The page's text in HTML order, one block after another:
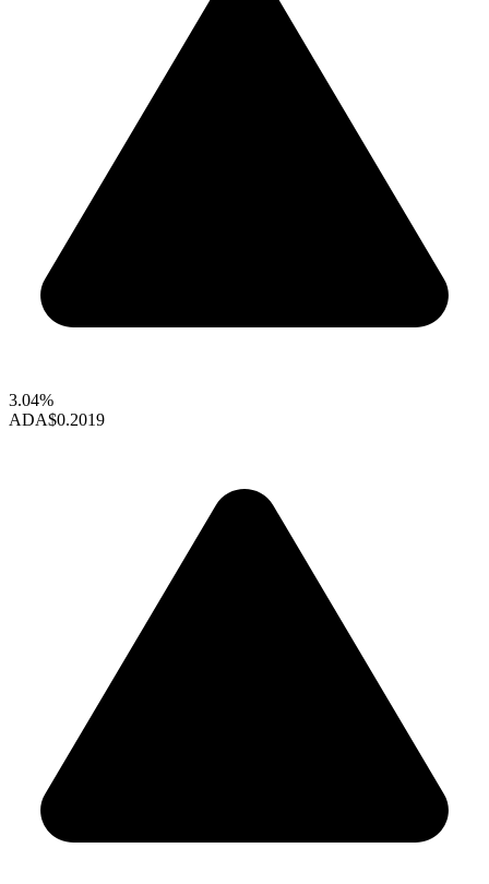
3.04%
ADA$0.2019